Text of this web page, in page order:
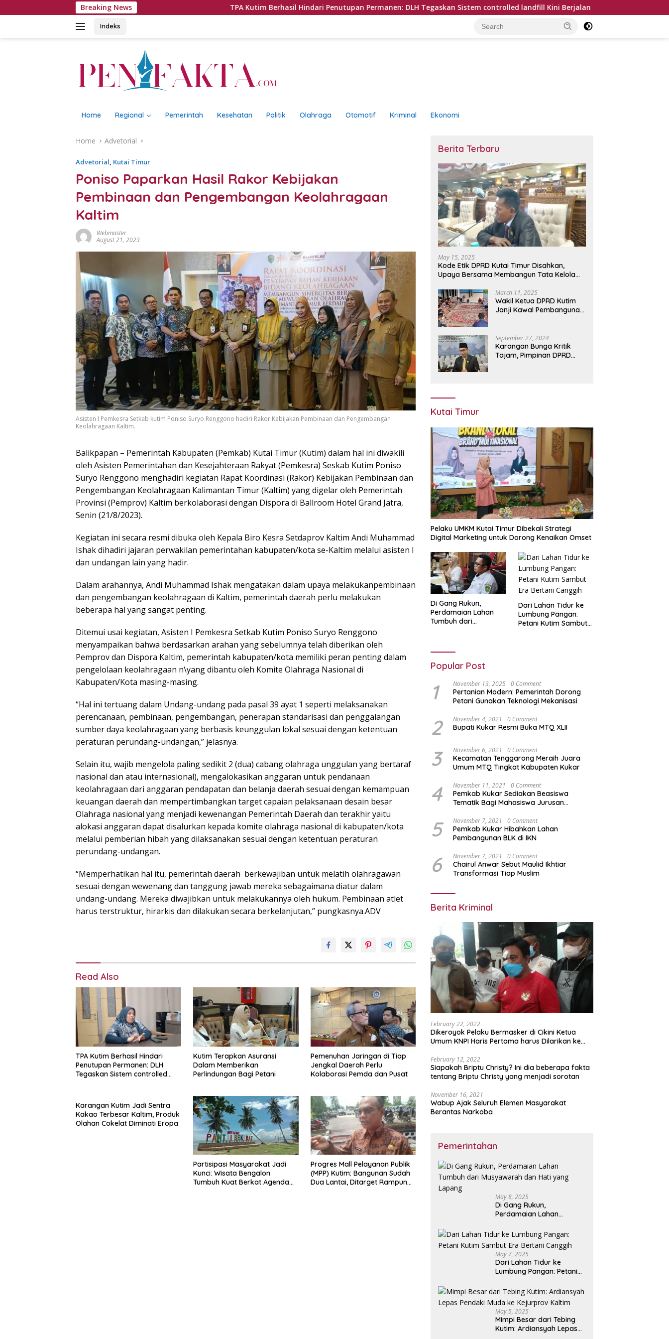
to
Breaking News TPA Kutim Berhasil Hindari Penutupan Permanen: DLH Tegaskan Sistem controlled landfill Kini Berjalan Kutim Terapkan Asuransi
Indeks
Home Regional Pemerintah Kesehatan Politik Olahraga Otomotif Kriminal Ekonomi
Home Advetorial
Advetorial, Kutai Timur
Poniso Paparkan Hasil Rakor Kebijakan
Pembinaan dan Pengembangan Keolahragaan
Kaltim
Webmaster
August 21, 2023
Asisten I Pemkesra Setkab kutim Poniso Suryo Renggono hadiri Rakor Kebijakan Pembinaan dan Pengembangan
Keolahragaan Kaltim.
Balikpapan – Pemerintah Kabupaten (Pemkab) Kutai Timur (Kutim) dalam hal ini diwakili
oleh Asisten Pemerintahan dan Kesejahteraan Rakyat (Pemkesra) Seskab Kutim Poniso
Suryo Renggono menghadiri kegiatan Rapat Koordinasi (Rakor) Kebijakan Pembinaan dan
Pengembangan Keolahragaan Kalimantan Timur (Kaltim) yang digelar oleh Pemerintah
Provinsi (Pemprov) Kaltim berkolaborasi dengan Dispora di Ballroom Hotel Grand Jatra,
Senin (21/8/2023).
Kegiatan ini secara resmi dibuka oleh Kepala Biro Kesra Setdaprov Kaltim Andi Muhammad
Ishak dihadiri jajaran perwakilan pemerintahan kabupaten/kota se-Kaltim melalui asisten I
dan undangan lain yang hadir.
Dalam arahannya, Andi Muhammad Ishak mengatakan dalam upaya melakukanpembinaan
dan pengembangan keolahragaan di Kaltim, pemerintah daerah perlu melakukan
beberapa hal yang sangat penting.
Ditemui usai kegiatan, Asisten I Pemkesra Setkab Kutim Poniso Suryo Renggono
menyampaikan bahwa berdasarkan arahan yang sebelumnya telah diberikan oleh
Pemprov dan Dispora Kaltim, pemerintah kabupaten/kota memiliki peran penting dalam
pengelolaan keolahragaan n\yang dibantu oleh Komite Olahraga Nasional di
Kabupaten/Kota masing-masing.
“Hal ini tertuang dalam Undang-undang pada pasal 39 ayat 1 seperti melaksanakan
perencanaan, pembinaan, pengembangan, penerapan standarisasi dan penggalangan
sumber daya keolahragaan yang berbasis keunggulan lokal sesuai dengan ketentuan
peraturan perundang-undangan,” jelasnya.
Selain itu, wajib mengelola paling sedikit 2 (dua) cabang olahraga unggulan yang bertaraf
nasional dan atau internasional), mengalokasikan anggaran untuk pendanaan
keolahragaan dari anggaran pendapatan dan belanja daerah sesuai dengan kemampuan
keuangan daerah dan mempertimbangkan target capaian pelaksanaan desain besar
Olahraga nasional yang menjadi kewenangan Pemerintah Daerah dan terakhir yaitu
alokasi anggaran dapat disalurkan kepada komite olahraga nasional di kabupaten/kota
melalui pemberian hibah yang dilaksanakan sesuai dengan ketentuan peraturan
perundang-undangan.
“Memperhatikan hal itu, pemerintah daerah berkewajiban untuk melatih olahragawan
sesuai dengan wewenang dan tanggung jawab mereka sebagaimana diatur dalam
undang-undang. Mereka diwajibkan untuk melakukannya oleh hukum. Pembinaan atlet
harus terstruktur, hirarkis dan dilakukan secara berkelanjutan,” pungkasnya.ADV
Read Also
TPA Kutim Berhasil Hindari
Penutupan Permanen: DLH
Tegaskan Sistem controlled
Kutim Terapkan Asuransi
Dalam Memberikan
Perlindungan Bagi Petani
Pemenuhan Jaringan di Tiap
Jengkal Daerah Perlu
Kolaborasi Pemda dan Pusat
Karangan Kutim Jadi Sentra
Kakao Terbesar Kaltim, Produk
Olahan Cokelat Diminati Eropa
Partisipasi Masyarakat Jadi
Kunci: Wisata Bengalon
Tumbuh Kuat Berkat Agenda
Progres Mall Pelayanan Publik
(MPP) Kutim: Bangunan Sudah
Dua Lantai, Ditarget Rampung
Berita Terbaru
May 15, 2025
Kode Etik DPRD Kutai Timur Disahkan,
Upaya Bersama Membangun Tata Kelola
March 11, 2025
Wakil Ketua DPRD Kutim
Janji Kawal Pembangunan
September 27, 2024
Karangan Bunga Kritik
Tajam, Pimpinan DPRD
Kutai Timur
Pelaku UMKM Kutai Timur Dibekali Strategi
Digital Marketing untuk Dorong Kenaikan Omset
Di Gang Rukun,
Perdamaian Lahan
Tumbuh dari
Dari Lahan Tidur ke
Lumbung Pangan:
Petani Kutim Sambut
Popular Post
1 November 13, 2025 0 Comment
Pertanian Modern: Pemerintah Dorong
Petani Gunakan Teknologi Mekanisasi
2 November 4, 2021 0 Comment
Bupati Kukar Resmi Buka MTQ XLII
3 November 6, 2021 0 Comment
Kecamatan Tenggarong Meraih Juara
Umum MTQ Tingkat Kabupaten Kukar
4 November 11, 2021 0 Comment
Pemkab Kukar Sediakan Beasiswa
Tematik Bagi Mahasiswa Jurusan
5 November 7, 2021 0 Comment
Pemkab Kukar Hibahkan Lahan
Pembangunan BLK di IKN
6 November 7, 2021 0 Comment
Chairul Anwar Sebut Maulid Ikhtiar
Transformasi Tiap Muslim
Berita Kriminal
February 22, 2022
Dikeroyok Pelaku Bermasker di Cikini Ketua
Umum KNPI Haris Pertama harus Dilarikan ke
February 12, 2022
Siapakah Briptu Christy? Ini dia beberapa fakta
tentang Briptu Christy yang menjadi sorotan
November 16, 2021
Wabup Ajak Seluruh Elemen Masyarakat
Berantas Narkoba
Pemerintahan
May 8, 2025
Di Gang Rukun,
Perdamaian Lahan
dan Hati yang Lapang
May 7, 2025
Dari Lahan Tidur ke
Lumbung Pangan: Petani
Canggih
May 5, 2025
Mimpi Besar dari Tebing
Kutim: Ardiansyah Lepas